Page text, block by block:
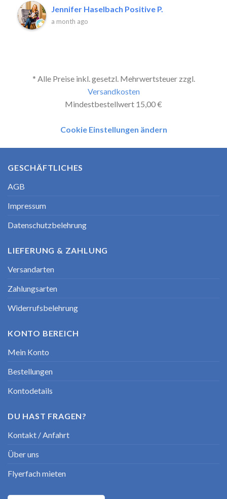
Jennifer Haselbach Positive P.
a month ago
* Alle Preise inkl. gesetzl. Mehrwertsteuer zzgl.
Versandkosten
Mindestbestellwert 15,00 €
Cookie Einstellungen ändern
GESCHÄFTLICHES
AGB
Impressum
Datenschutzbelehrung
LIEFERUNG & ZAHLUNG
Versandarten
Zahlungsarten
Widerrufsbelehrung
KONTO BEREICH
Mein Konto
Bestellungen
Kontodetails
DU HAST FRAGEN?
Kontakt / Anfahrt
Über uns
Flyerfach mieten